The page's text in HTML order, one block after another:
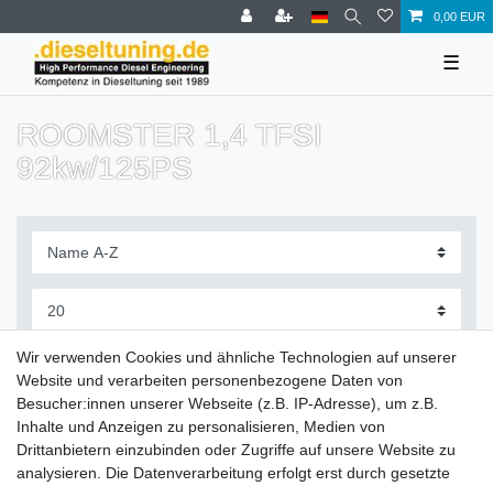
0,00 EUR
☰
ROOMSTER 1,4 TFSI
92kw/125PS
Filter
Zahlung und Versand
Wir verwenden Cookies und ähnliche Technologien auf unserer
Website und verarbeiten personenbezogene Daten von
Besucher:innen unserer Webseite (z.B. IP-Adresse), um z.B.
Inhalte und Anzeigen zu personalisieren, Medien von
Drittanbietern einzubinden oder Zugriffe auf unsere Website zu
analysieren. Die Datenverarbeitung erfolgt erst durch gesetzte